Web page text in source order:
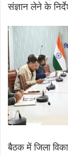
संज्ञान लेने के
बैठक में जिला